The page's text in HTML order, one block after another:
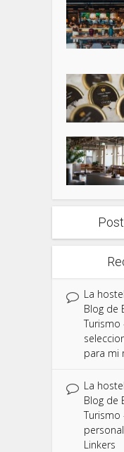
La
Blog de
Turismo
para mi
La
Blog de
Turismo
Linkers